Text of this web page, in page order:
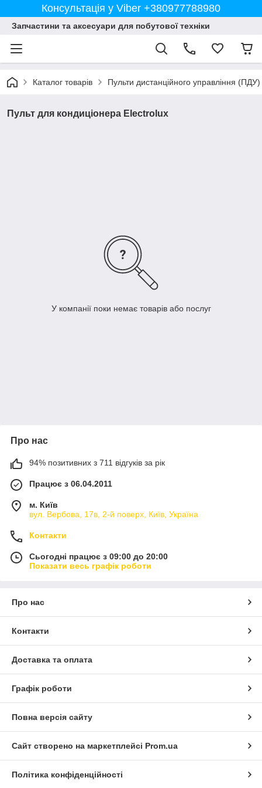
Консультація у Viber +380977788980
Запчастини та аксесуари для побутової техніки
Каталог товарів Пульти дистанційного управління (ПДУ)
Пульт для кондиціонера Electrolux
У компанії поки немає товарів або послуг
Про нас
94% позитивних з 711 відгуків за рік
Працює з 06.04.2011
м. Київ
вул. Вербова, 17в, 2-й поверх, Київ, Україна
Контакти
Сьогодні працює з 09:00 до 20:00
Показати весь графік роботи
Про нас
Контакти
Доставка та оплата
Графік роботи
Повна версія сайту
Сайт створено на маркетплейсі Prom.ua
Політика конфіденційності